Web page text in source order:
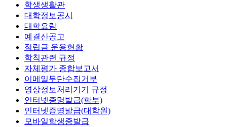
학생생활관
대학정보공시
대학요람
예결산공고
적립금 운용현황
학칙관련 규정
자체평가 종합보고서
이메일무단수집거부
영상정보처리기기 규정
인터넷증명발급(학부)
인터넷증명발급(대학원)
모바일학생증발급